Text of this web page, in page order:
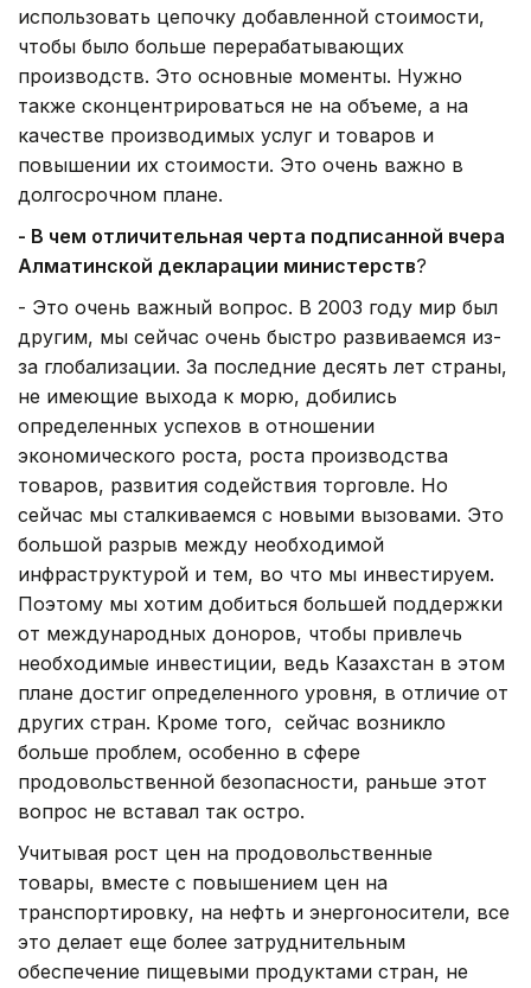
использовать цепочку добавленной стоимости,
чтобы было больше перерабатывающих
производств. Это основные моменты. Нужно
также сконцентрироваться не на объеме, а на
качестве производимых услуг и товаров и
повышении их стоимости. Это очень важно в
долгосрочном плане.
- В чем отличительная черта подписанной вчера
Алматинской декларации министерств?
- Это очень важный вопрос. В 2003 году мир был
другим, мы сейчас очень быстро развиваемся из-
за глобализации. За последние десять лет страны,
не имеющие выхода к морю, добились
определенных успехов в отношении
экономического роста, роста производства
товаров, развития содействия торговле. Но
сейчас мы сталкиваемся с новыми вызовами. Это
большой разрыв между необходимой
инфраструктурой и тем, во что мы инвестируем.
Поэтому мы хотим добиться большей поддержки
от международных доноров, чтобы привлечь
необходимые инвестиции, ведь Казахстан в этом
плане достиг определенного уровня, в отличие от
других стран. Кроме того, сейчас возникло
больше проблем, особенно в сфере
продовольственной безопасности, раньше этот
вопрос не вставал так остро.
Учитывая рост цен на продовольственные
товары, вместе с повышением цен на
транспортировку, на нефть и энергоносители, все
это делает еще более затруднительным
обеспечение пищевыми продуктами стран, не